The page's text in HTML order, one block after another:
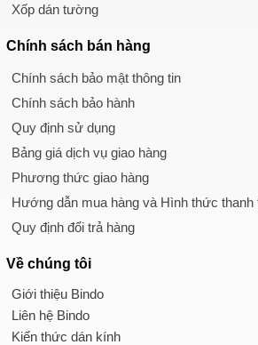
Xốp dán tường
Chính sách bán hàng
Chính sách bảo mật thông tin
Chính sách bảo hành
Quy định sử dụng
Bảng giá dịch vụ giao hàng
Phương thức giao hàng
Hướng dẫn mua hàng và Hình thức thanh
Quy định đổi trả hàng
Về chúng tôi
Giới thiệu Bindo
Liên hệ Bindo
Kiến thức dán kính